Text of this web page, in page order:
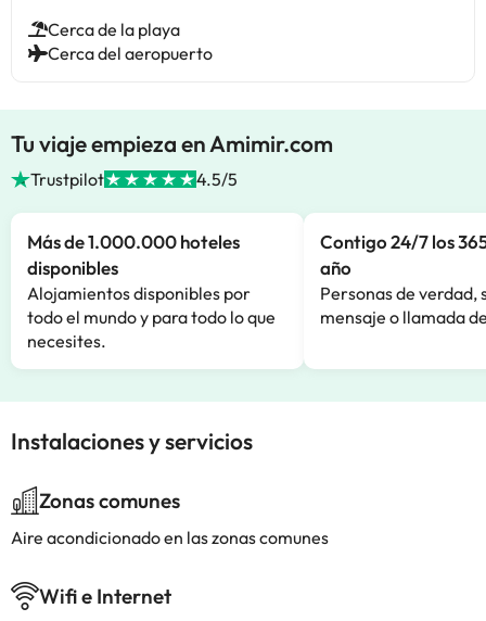
Cerca de la playa
Cerca del aeropuerto
Tu viaje empieza en Amimir.com
Trustpilot 4.5/5
Más de 1.000.000 hoteles
disponibles
Alojamientos disponibles por
todo el mundo y para todo lo que
necesites.
Contigo 24/7 los
año
Personas de verdad,
mensaje o llamada
Instalaciones y servicios
Zonas comunes
Aire acondicionado en las zonas comunes
Wifi e Internet